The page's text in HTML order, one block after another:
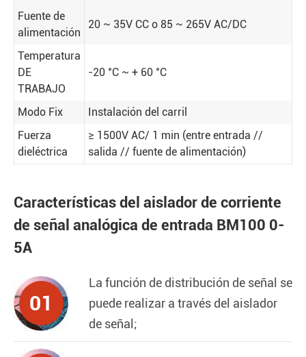
Fuente de
alimentación
20 ~ 35V CC o 85 ~ 265V AC/DC
Temperatura
DE
TRABAJO
-20 °C ~ + 60 °C
Modo Fix
Instalación del carril
Fuerza
dieléctrica
≥ 1500V AC/ 1 min (entre entrada //
salida // fuente de alimentación)
Características del aislador de corriente
de señal analógica de entrada BM100 0-
5A
01
La función de distribución de señal se
puede realizar a través del aislador
de señal;